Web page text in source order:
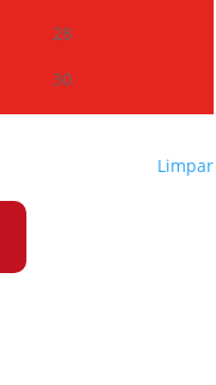
28
30
Limpar